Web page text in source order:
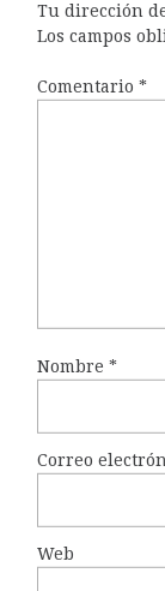
Tu dirección
Los campos
Comentario *
Nombre *
Correo
Web